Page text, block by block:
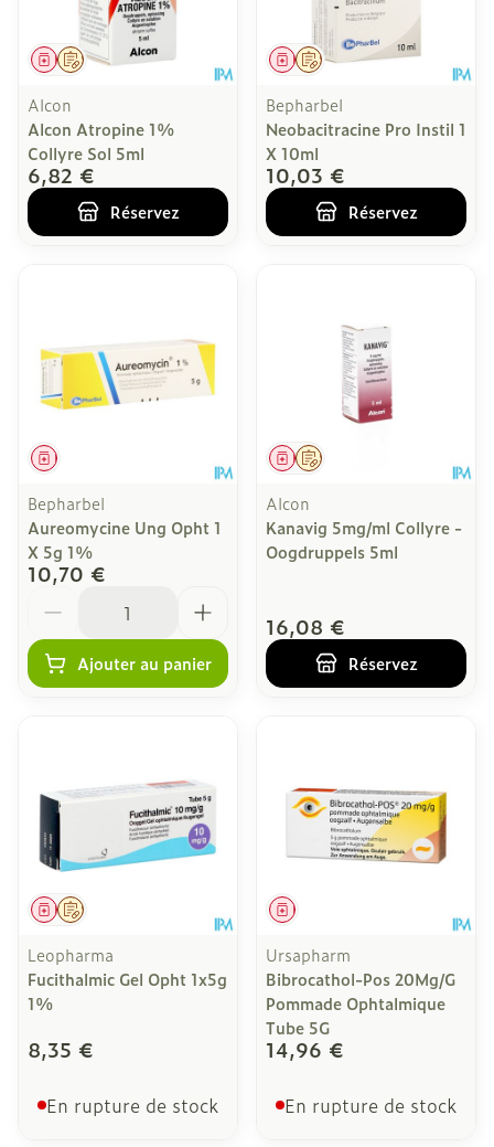
Sur prescription
Médicament
Alcon
Alcon Atropine 1%
Collyre Sol 5ml
6,82 €
Réservez
Sur prescription
Médicament
Bepharbel
Neobacitracine Pro Instil 1
X 10ml
10,03 €
Réservez
Médicament
Bepharbel
Aureomycine Ung Opht 1
X 5g 1%
10,70 €
Ajouter au panier
Sur prescription
Médicament
Alcon
Kanavig 5mg/ml Collyre -
Oogdruppels 5ml
16,08 €
Réservez
Sur prescription
Médicament
Leopharma
Fucithalmic Gel Opht 1x5g
1%
8,35 €
En rupture de stock
Médicament
Ursapharm
Bibrocathol-Pos 20Mg/G
Pommade Ophtalmique
Tube 5G
14,96 €
En rupture de stock